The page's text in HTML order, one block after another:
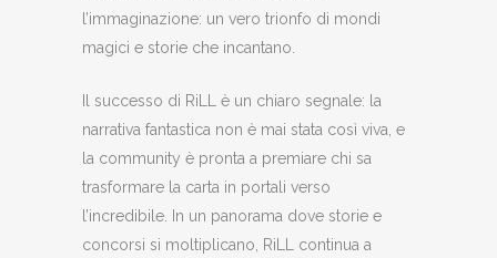
l’immaginazione: un vero trionfo di mondi
magici e storie che incantano.
Il successo di RiLL è un chiaro segnale: la
narrativa fantastica non è mai stata così viva, e
la community è pronta a premiare chi sa
trasformare la carta in portali verso
l’incredibile. In un panorama dove storie e
concorsi si moltiplicano, RiLL continua a